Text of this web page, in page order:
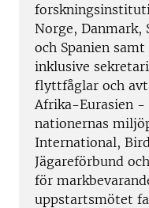
Norge, Danmark,
och Spanien
inklusive
flyttfåglar och
Afrika-Eurasien -
nationernas
International,
Jägareförbund
för
uppstartsmötet